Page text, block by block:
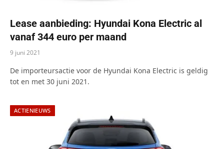
Lease aanbieding: Hyundai Kona Electric al
vanaf 344 euro per maand
9 juni 2021
De importeursactie voor de Hyundai Kona Electric is geldig
tot en met 30 juni 2021.
ACTIENIEUWS